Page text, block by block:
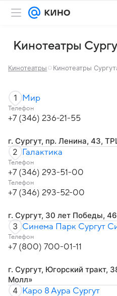
Кинотеатры
Кинотеатры Кинотеатры
1 Мир
Телефон
+7 (346) 236-21-55
г. Сургут, пр. Ленина, 43,
2 Галактика
Телефон
+7 (346) 293-51-00
Телефон
+7 (346) 293-52-00
г. Сургут, 30 лет Победы,
3 Синема Парк Сургут
Телефон
+7 (800) 700-01-11
г. Сургут, Югорский тракт,
Молл»
4 Каро 8 Аура Сургут